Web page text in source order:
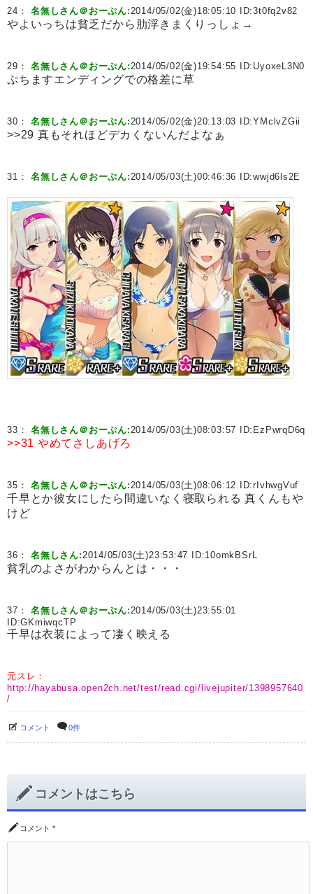
24：名無しさん＠おーぷん:2014/05/02(金)18:05:10 ID:3t0fq2v82
やよいっちは貧乏だから肋浮きまくりっしょ→
29：名無しさん＠おーぷん:2014/05/02(金)19:54:55 ID: UyoxeL3N0
ぷちますエンディングでの格差に草
30：名無しさん＠おーぷん:2014/05/02(金)20:13:03 ID:YMclvZGii
>>29 真もそれほどデカくないんだよなぁ
31：名無しさん＠おーぷん:2014/05/03(土)00:46:36 ID:wwjd6ls2E
33：名無しさん＠おーぷん:2014/05/03(土)08:03:57 ID: EzPwrqD6q
>>31 やめてさしあげろ
35：名無しさん＠おーぷん:2014/05/03(土)08:06:12 ID:rIvhwgVuf
千早とか彼女にしたら間違いなく寝取られる 真くんもや
けど
36：名無しさん:2014/05/03(土)23:53:47 ID:10omkBSrL
貧乳のよさがわからんとは・・・
37：名無しさん＠おーぷん:2014/05/03(土)23:55:01
ID:GKmiwqcTP
千早は衣装によって凄く映える
元スレ：
http://hayabusa.open2ch.net/test/read.cgi/livejupiter/1398957640
/
コメント 0件
コメントはこちら
コメント *